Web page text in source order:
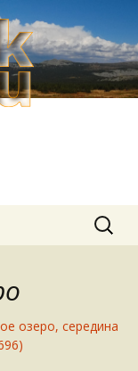
Найти:
озеро, середина